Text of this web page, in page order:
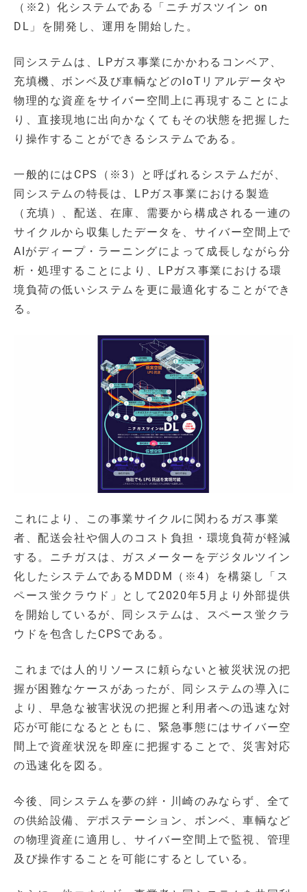
（※2）化システムである「ニチガスツイン on
DL」を開発し、運用を開始した。
同システムは、LPガス事業にかかわるコンベア、
充填機、ボンベ及び車輌などのIoTリアルデータや
物理的な資産をサイバー空間上に再現することによ
り、直接現地に出向かなくてもその状態を把握した
り操作することができるシステムである。
一般的にはCPS（※3）と呼ばれるシステムだが、
同システムの特長は、LPガス事業における製造
（充填）、配送、在庫、需要から構成される一連の
サイクルから収集したデータを、サイバー空間上で
AIがディープ・ラーニングによって成長しながら分
析・処理することにより、LPガス事業における環
境負荷の低いシステムを更に最適化することができ
る。
これにより、この事業サイクルに関わるガス事業
者、配送会社や個人のコスト負担・環境負荷が軽減
する。ニチガスは、ガスメーターをデジタルツイン
化したシステムであるMDDM（※4）を構築し「ス
ペース蛍クラウド」として2020年5月より外部提供
を開始しているが、同システムは、スペース蛍クラ
ウドを包含したCPSである。
これまでは人的リソースに頼らないと被災状況の把
握が困難なケースがあったが、同システムの導入に
より、早急な被害状況の把握と利用者への迅速な対
応が可能になるとともに、緊急事態にはサイバー空
間上で資産状況を即座に把握することで、災害対応
の迅速化を図る。
今後、同システムを夢の絆・川崎のみならず、全て
の供給設備、デポステーション、ボンベ、車輌など
の物理資産に適用し、サイバー空間上で監視、管理
及び操作することを可能にするとしている。